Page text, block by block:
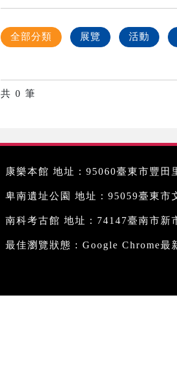
全部分類 展覽 活動
共 0 筆
康樂本館 地址：95060臺東市豐
卑南遺址公園 地址：95059臺東
南科考古館 地址：74147臺南市
最佳瀏覽狀態：Google Chrome